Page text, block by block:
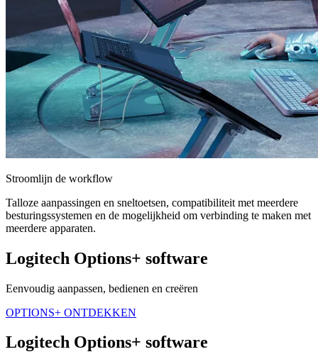
Stroomlijn de workflow
Talloze aanpassingen en sneltoetsen, compatibiliteit met meerdere
besturingssystemen en de mogelijkheid om verbinding te maken met
meerdere apparaten.
Logitech Options+ software
Eenvoudig aanpassen, bedienen en creëren
OPTIONS+ ONTDEKKEN
Logitech Options+ software